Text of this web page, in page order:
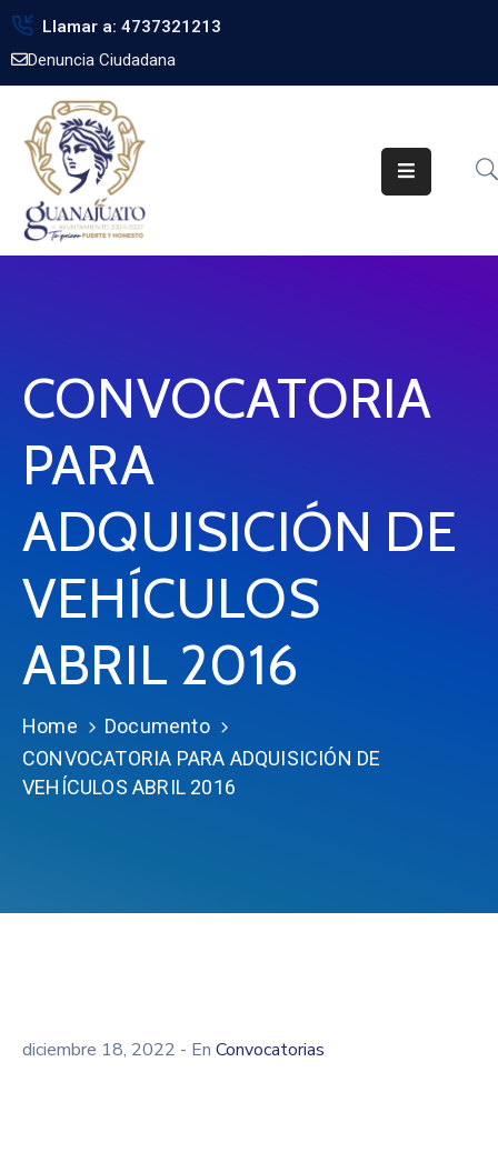
Llamar a: 4737321213
Denuncia Ciudadana
Inicio
Gobierno
Trámites
Noticias
Pública
Biblioteca
CONVOCATORIA
PARA
ADQUISICIÓN DE
VEHÍCULOS
ABRIL 2016
Home
Documento
CONVOCATORIA PARA ADQUISICIÓN DE
VEHÍCULOS ABRIL 2016
diciembre 18, 2022 - En Convocatorias